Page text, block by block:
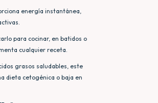
energía instantánea,
para cocinar, en batidos o
cualquier receta.
grasos saludables, este
dieta cetogénica o baja en